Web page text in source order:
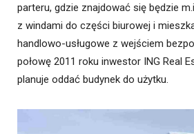
parteru, gdzie znajdować się będzie
z windami do części biurowej i
handlowo-usługowe z wejściem
połowę 2011 roku inwestor ING Real
planuje oddać budynek do użytku.